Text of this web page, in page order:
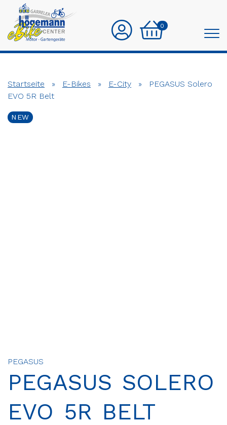
0
Startseite » E-Bikes » E-City »
PEGASUS Solero
EVO 5R Belt
NEW
PEGASUS
PEGASUS SOLERO
EVO 5R BELT